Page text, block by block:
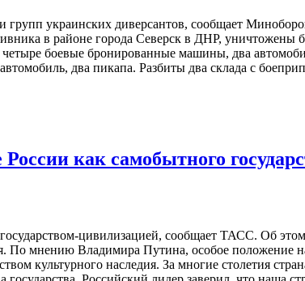
групп украинских диверсантов, сообщает
в районе города Северск в ДНР,
четыре боевые бронированные машины, два
два пикапа. Разбиты два склада с
как самобытного
цивилизацией, сообщает ТАСС. Об
По мнению Владимира Путина, особое
культурного наследия. За многие столетия